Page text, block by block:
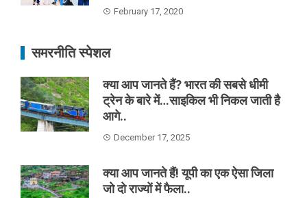
February 17, 2020
समरनीति स्पेशल
क्या आप जानते हैं? भारत की सबसे धीमी
ट्रेन के बारे में…साइकिल भी निकल जाती है
आगे..
December 17, 2025
क्या आप जानते हैं! यूपी का एक ऐसा जिला
जो दो राज्यों में फैला..